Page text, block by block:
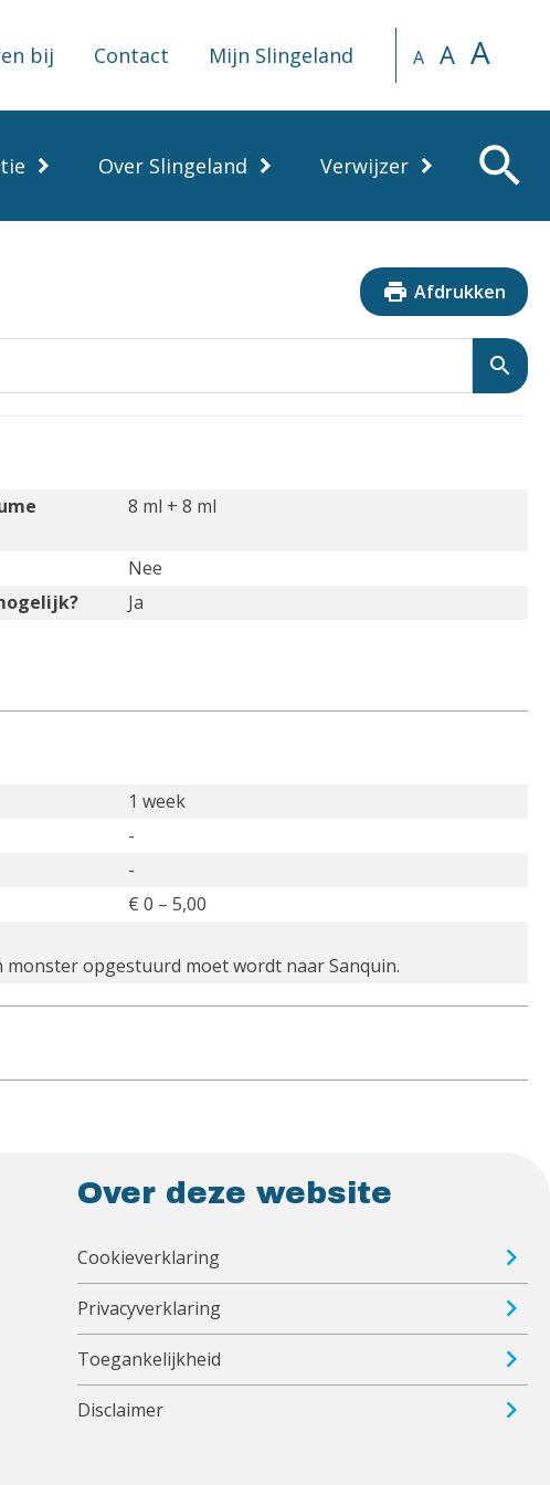
bij Contact Mijn Slingeland A A A
Over Slingeland Verwijzer search
print Afdrukken
search
8 ml + 8 ml
Nee
Ja
1 week
-
-
€ 0 – 5,00
opgestuurd moet wordt naar Sanquin.
Over deze website
Cookieverklaring
Privacyverklaring
Toegankelijkheid
Disclaimer